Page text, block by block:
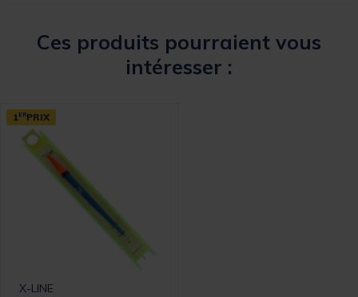
Ces produits pourraient vous
intéresser :
1ERPRIX
X-LINE